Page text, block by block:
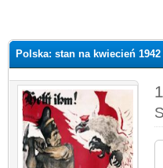
Polska: stan na kwiecień 1942